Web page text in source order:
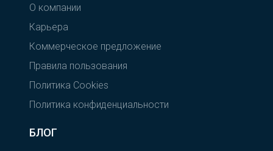
О компании
Карьера
Коммерческое предложение
Правила пользования
Политика Cookies
Политика конфиденциальности
БЛОГ